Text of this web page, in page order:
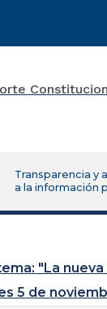
Transparencia y
a la información
"La
5 de